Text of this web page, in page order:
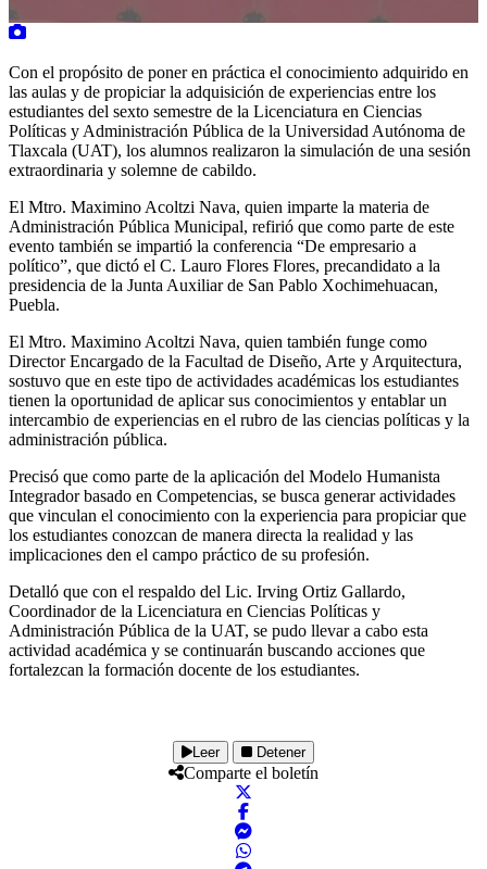
Con el propósito de poner en práctica el conocimiento adquirido en
las aulas y de propiciar la adquisición de experiencias entre los
estudiantes del sexto semestre de la Licenciatura en Ciencias
Políticas y Administración Pública de la Universidad Autónoma de
Tlaxcala (UAT), los alumnos realizaron la simulación de una sesión
extraordinaria y solemne de cabildo.
El Mtro. Maximino Acoltzi Nava, quien imparte la materia de
Administración Pública Municipal, refirió que como parte de este
evento también se impartió la conferencia “De empresario a
político”, que dictó el C. Lauro Flores Flores, precandidato a la
presidencia de la Junta Auxiliar de San Pablo Xochimehuacan,
Puebla.
El Mtro. Maximino Acoltzi Nava, quien también funge como
Director Encargado de la Facultad de Diseño, Arte y Arquitectura,
sostuvo que en este tipo de actividades académicas los estudiantes
tienen la oportunidad de aplicar sus conocimientos y entablar un
intercambio de experiencias en el rubro de las ciencias políticas y la
administración pública.
Precisó que como parte de la aplicación del Modelo Humanista
Integrador basado en Competencias, se busca generar actividades
que vinculan el conocimiento con la experiencia para propiciar que
los estudiantes conozcan de manera directa la realidad y las
implicaciones den el campo práctico de su profesión.
Detalló que con el respaldo del Lic. Irving Ortiz Gallardo,
Coordinador de la Licenciatura en Ciencias Políticas y
Administración Pública de la UAT, se pudo llevar a cabo esta
actividad académica y se continuarán buscando acciones que
fortalezcan la formación docente de los estudiantes.
Leer Detener
Comparte el boletín